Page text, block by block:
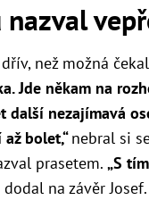
než možná
Jde někam na
další nezajímavá
bolet,“nebral si
prasetem. „S
dodal na závěr Josef.